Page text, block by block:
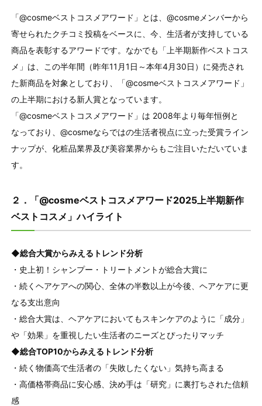
「@cosmeベストコスメアワード」とは、@cosmeメンバーから
寄せられたクチコミ投稿をベースに、今、生活者が支持している
商品を表彰するアワードです。なかでも「上半期新作ベストコス
メ」は、この半年間（昨年11月1日～本年4月30日）に発売され
た新商品を対象としており、「@cosmeベストコスメアワード」
の上半期における新人賞となっています。
「@cosmeベストコスメアワード」は 2008年より毎年恒例と
なっており、@cosmeならではの生活者視点に立った受賞ライン
ナップが、化粧品業界及び美容業界からもご注目いただいていま
す。
２．「@cosmeベストコスメアワード2025上半期新作
ベストコスメ」ハイライト
◆総合大賞からみえるトレンド分析
・史上初！シャンプー・トリートメントが総合大賞に
・続くヘアケアへの関心、全体の半数以上が今後、ヘアケアに更
なる支出意向
・総合大賞は、ヘアケアにおいてもスキンケアのように「成分」
や「効果」を重視したい生活者のニーズとぴったりマッチ
◆総合TOP10からみえるトレンド分析
・続く物価高で生活者の「失敗したくない」気持ち高まる
・高価格帯商品に安心感、決め手は「研究」に裏打ちされた信頼
感